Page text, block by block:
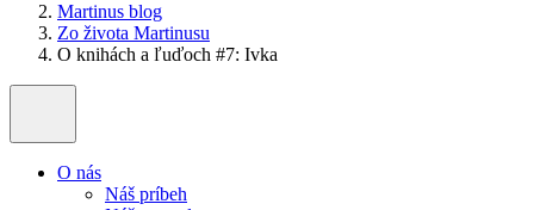
Martinus blog
Zo života Martinusu
O knihách a ľuďoch #7: Ivka
O nás
Náš príbeh